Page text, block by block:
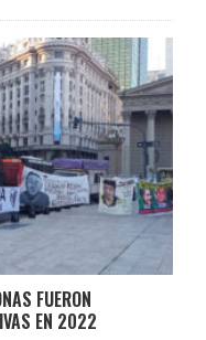
FUERON
EN 2022